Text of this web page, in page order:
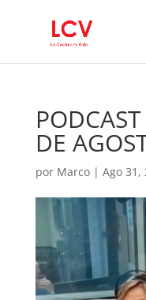
DE
por Marco| Ago 31,